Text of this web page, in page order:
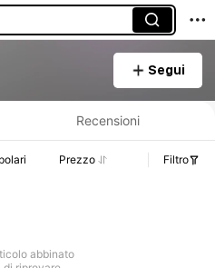
Segui
Recensioni
Prezzo Filtro
abbinato